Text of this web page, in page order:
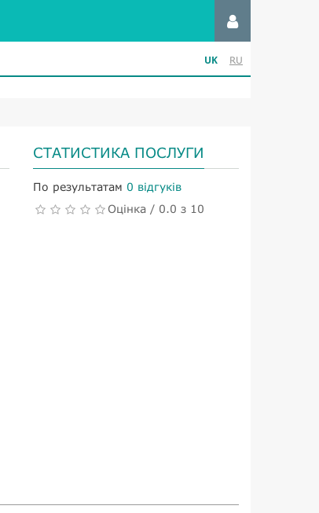
UK RU
СТАТИСТИКА ПОСЛУГИ
По результатам 0 відгуків
Оцінка / 0.0 з 10